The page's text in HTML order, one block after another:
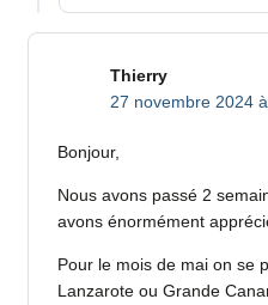
Thierry
27 novembre 2024
Bonjour,
Nous avons passé 2
avons énormément
Pour le mois de mai on se
Lanzarote ou Grande